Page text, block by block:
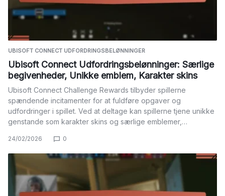
UBISOFT CONNECT UDFORDRINGSBELØNNINGER
Ubisoft Connect Udfordringsbelønninger: Særlige
begivenheder, Unikke emblem, Karakter skins
Ubisoft Connect Challenge Rewards tilbyder spillerne
spændende incitamenter for at fuldføre opgaver og
udfordringer i spillet. Ved at deltage kan spillerne tjene unikke
genstande som karakter skins og særlige emblemer,…
24/02/2026 0